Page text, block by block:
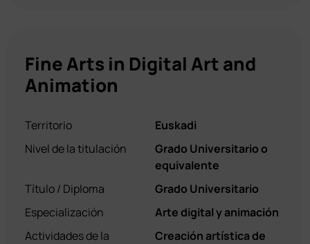
Fine Arts in Digital Art and
Animation
Territorio
Euskadi
Nivel de la titulación
Grado Universitario o
equivalente
Título / Diploma
Grado Universitario
Especialización
Arte digital y animación
Actividades de la
Creación artística de